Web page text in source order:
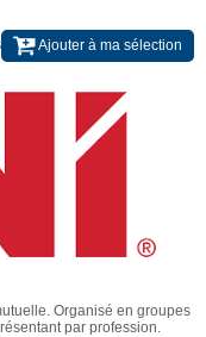
Ajouter à ma sélection
Organisé en groupes
par profession.